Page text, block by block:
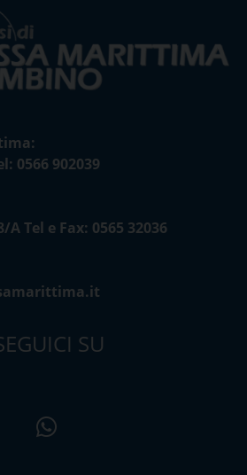
0566 902039
Tel e Fax: 0565 32036
SU